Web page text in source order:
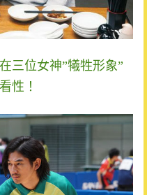
三位女神”犧牲形象”
性 ！